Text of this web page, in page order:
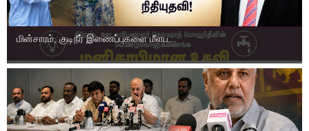
மின்சாரம், குடிநீர் இணைப்புகளை மீளப...